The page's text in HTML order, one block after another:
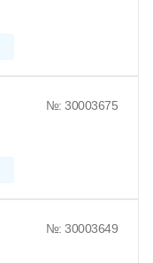
№: 30003675
№: 30003649